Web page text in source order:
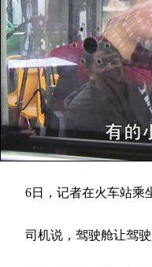
6日，记者在火车站乘坐
司机说，驾驶舱让驾驶